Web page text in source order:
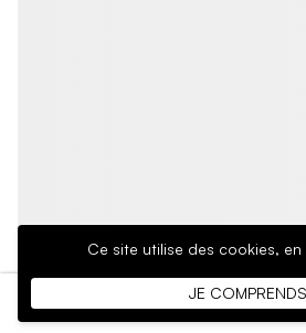
Ce site utilise des cookies, en
JE COMPRENDS